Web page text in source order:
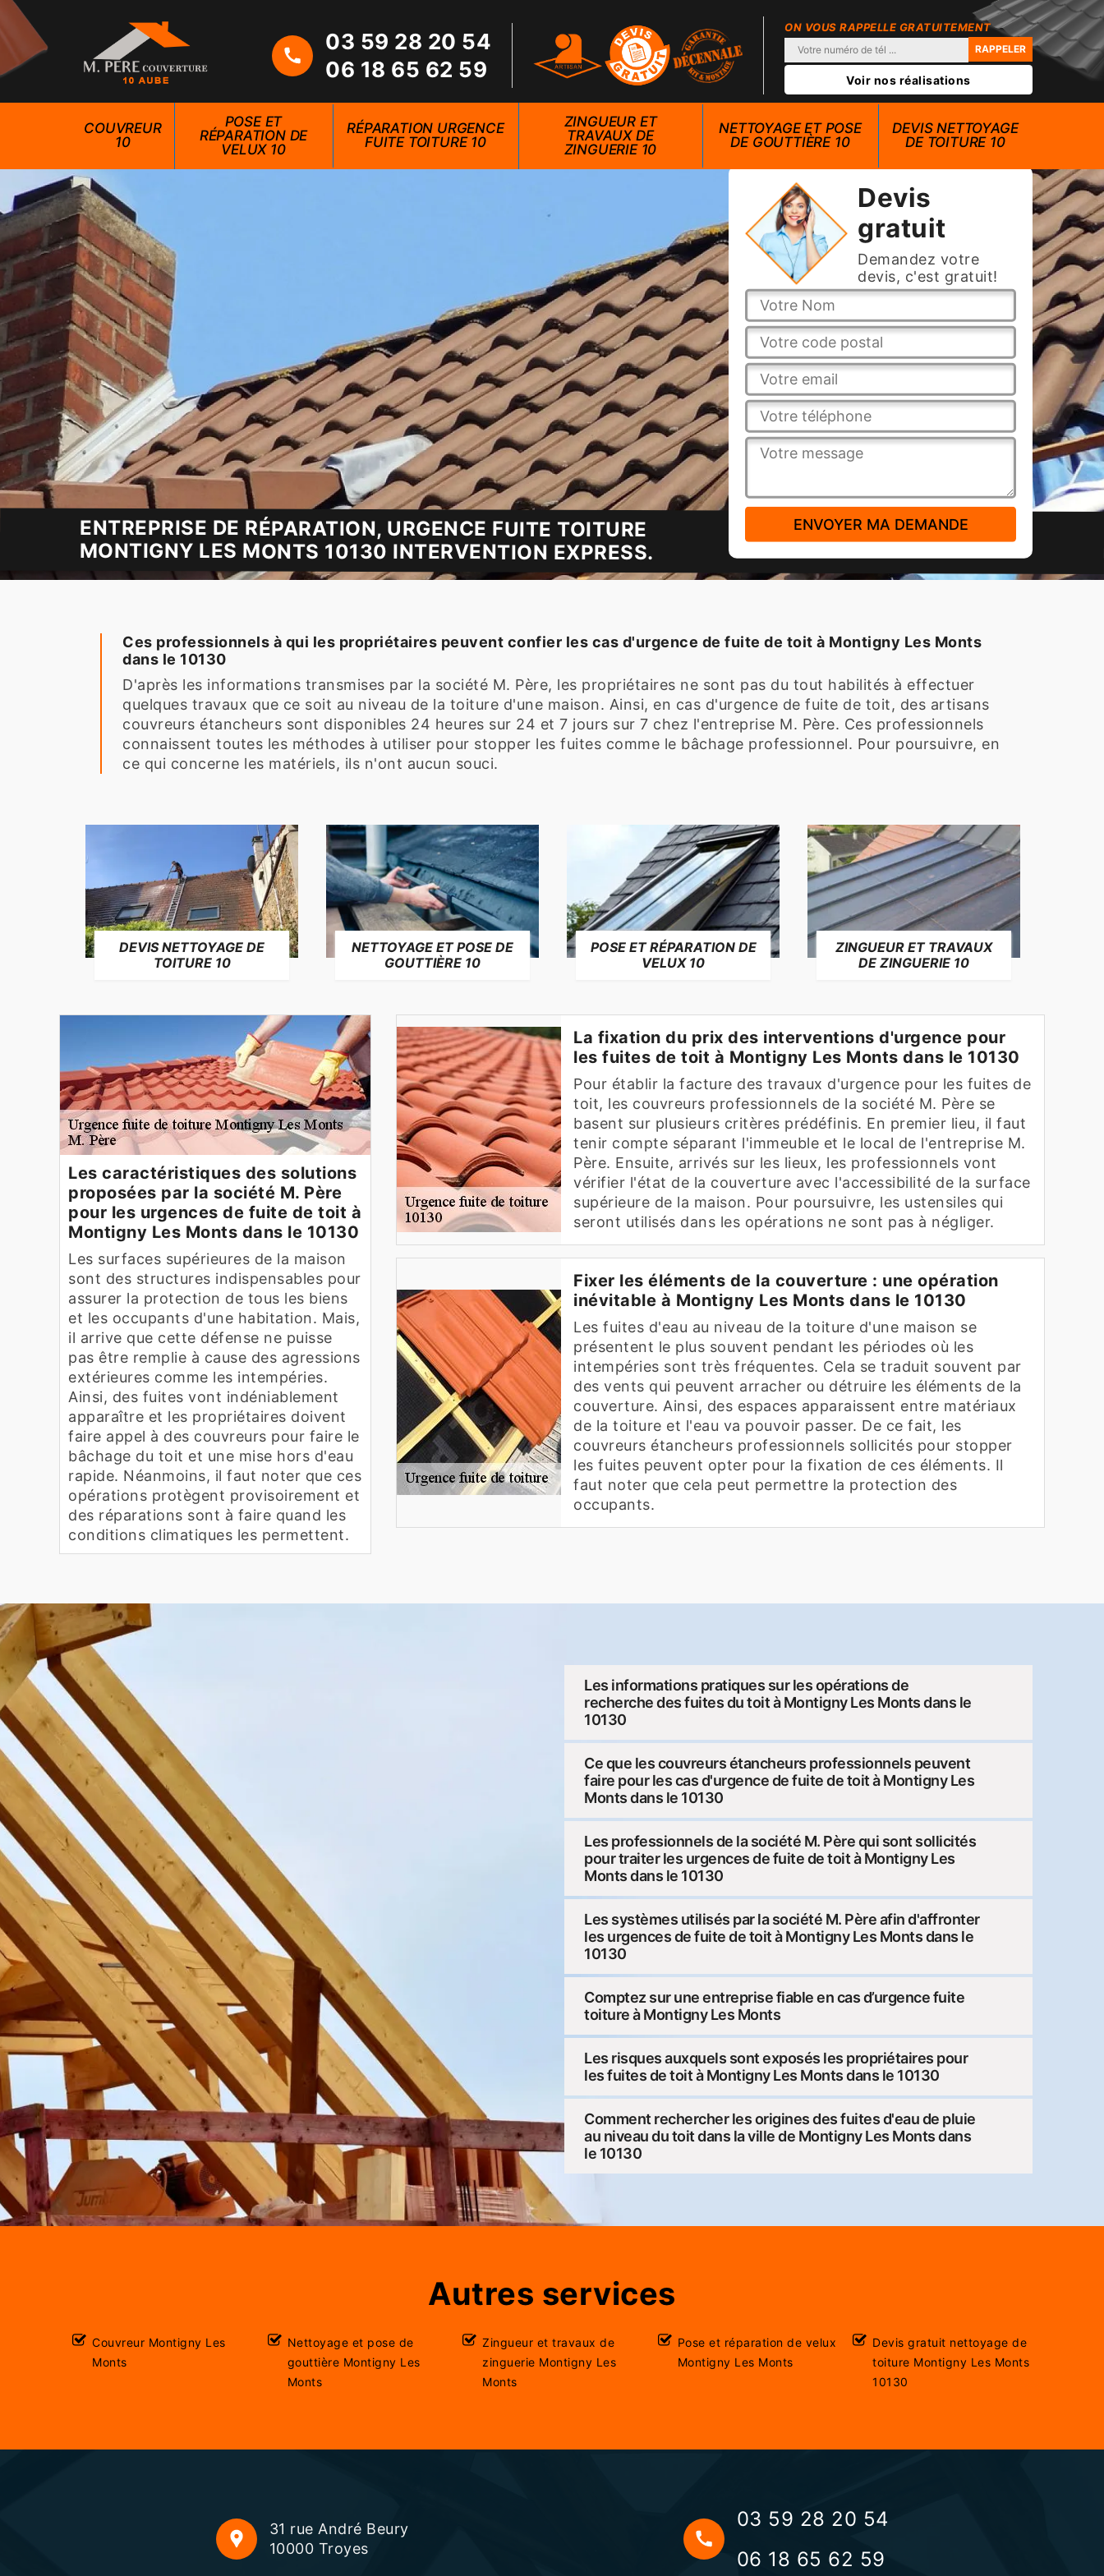
03 59 28 20 54
06 18 65 62 59
ON VOUS RAPPELLE GRATUITEMENT
Voir nos réalisations
COUVREUR
10
POSE ET
RÉPARATION DE
VELUX 10
RÉPARATION URGENCE
FUITE TOITURE 10
ZINGUEUR ET
TRAVAUX DE
ZINGUERIE 10
NETTOYAGE ET POSE
DE GOUTTIÈRE 10
DEVIS NETTOYAGE
DE TOITURE 10
Devis
gratuit
Demandez votre
devis, c'est gratuit!
ENTREPRISE DE RÉPARATION, URGENCE FUITE TOITURE
MONTIGNY LES MONTS 10130 INTERVENTION EXPRESS.
Ces professionnels à qui les propriétaires peuvent confier les cas d'urgence de fuite de toit à Montigny Les Monts
dans le 10130
D'après les informations transmises par la société M. Père, les propriétaires ne sont pas du tout habilités à effectuer
quelques travaux que ce soit au niveau de la toiture d'une maison. Ainsi, en cas d'urgence de fuite de toit, des artisans
couvreurs étancheurs sont disponibles 24 heures sur 24 et 7 jours sur 7 chez l'entreprise M. Père. Ces professionnels
connaissent toutes les méthodes à utiliser pour stopper les fuites comme le bâchage professionnel. Pour poursuivre, en
ce qui concerne les matériels, ils n'ont aucun souci.
DEVIS NETTOYAGE DE
TOITURE 10
NETTOYAGE ET POSE DE
GOUTTIÈRE 10
POSE ET RÉPARATION DE
VELUX 10
ZINGUEUR ET TRAVAUX
DE ZINGUERIE 10
Les caractéristiques des solutions
proposées par la société M. Père
pour les urgences de fuite de toit à
Montigny Les Monts dans le 10130
Les surfaces supérieures de la maison
sont des structures indispensables pour
assurer la protection de tous les biens
et les occupants d'une habitation. Mais,
il arrive que cette défense ne puisse
pas être remplie à cause des agressions
extérieures comme les intempéries.
Ainsi, des fuites vont indéniablement
apparaître et les propriétaires doivent
faire appel à des couvreurs pour faire le
bâchage du toit et une mise hors d'eau
rapide. Néanmoins, il faut noter que ces
opérations protègent provisoirement et
des réparations sont à faire quand les
conditions climatiques les permettent.
La fixation du prix des interventions d'urgence pour
les fuites de toit à Montigny Les Monts dans le 10130
Pour établir la facture des travaux d'urgence pour les fuites de
toit, les couvreurs professionnels de la société M. Père se
basent sur plusieurs critères prédéfinis. En premier lieu, il faut
tenir compte séparant l'immeuble et le local de l'entreprise M.
Père. Ensuite, arrivés sur les lieux, les professionnels vont
vérifier l'état de la couverture avec l'accessibilité de la surface
supérieure de la maison. Pour poursuivre, les ustensiles qui
seront utilisés dans les opérations ne sont pas à négliger.
Fixer les éléments de la couverture : une opération
inévitable à Montigny Les Monts dans le 10130
Les fuites d'eau au niveau de la toiture d'une maison se
présentent le plus souvent pendant les périodes où les
intempéries sont très fréquentes. Cela se traduit souvent par
des vents qui peuvent arracher ou détruire les éléments de la
couverture. Ainsi, des espaces apparaissent entre matériaux
de la toiture et l'eau va pouvoir passer. De ce fait, les
couvreurs étancheurs professionnels sollicités pour stopper
les fuites peuvent opter pour la fixation de ces éléments. Il
faut noter que cela peut permettre la protection des
occupants.
Les informations pratiques sur les opérations de
recherche des fuites du toit à Montigny Les Monts dans le
10130
Ce que les couvreurs étancheurs professionnels peuvent
faire pour les cas d'urgence de fuite de toit à Montigny Les
Monts dans le 10130
Les professionnels de la société M. Père qui sont sollicités
pour traiter les urgences de fuite de toit à Montigny Les
Monts dans le 10130
Les systèmes utilisés par la société M. Père afin d'affronter
les urgences de fuite de toit à Montigny Les Monts dans le
10130
Comptez sur une entreprise fiable en cas d’urgence fuite
toiture à Montigny Les Monts
Les risques auxquels sont exposés les propriétaires pour
les fuites de toit à Montigny Les Monts dans le 10130
Comment rechercher les origines des fuites d'eau de pluie
au niveau du toit dans la ville de Montigny Les Monts dans
le 10130
Autres services
Couvreur Montigny Les
Monts
Nettoyage et pose de
gouttière Montigny Les
Monts
Zingueur et travaux de
zinguerie Montigny Les
Monts
Pose et réparation de velux
Montigny Les Monts
Devis gratuit nettoyage de
toiture Montigny Les Monts
10130
31 rue André Beury
10000 Troyes
03 59 28 20 54
06 18 65 62 59